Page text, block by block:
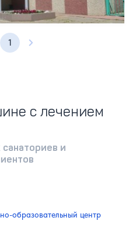
страница
1 Следующая страница
с лечением
и
образовательный центр